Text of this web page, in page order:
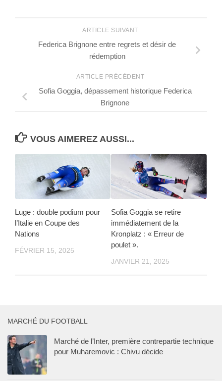
ARTICLE SUIVANT
Federica Brignone entre regrets et désir de
rédemption
ARTICLE PRÉCÉDENT
Sofia Goggia, dépassement historique Federica
Brignone
VOUS AIMEREZ AUSSI...
Luge : double podium pour
l’Italie en Coupe des
Nations
FÉVRIER 15, 2025
Sofia Goggia se retire
immédiatement de la
Kronplatz : « Erreur de
poulet ».
JANVIER 21, 2025
MARCHÉ DU FOOTBALL
Marché de l’Inter, première contrepartie technique
pour Muharemovic : Chivu décide